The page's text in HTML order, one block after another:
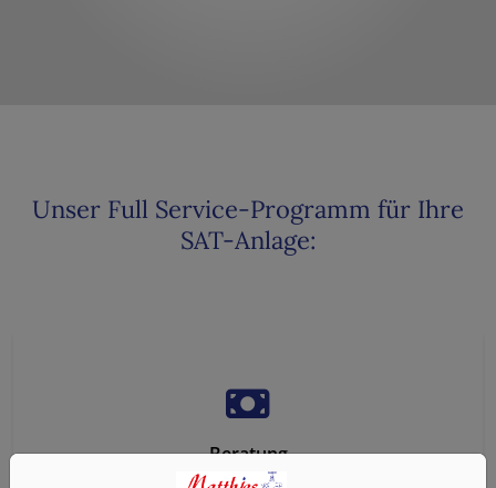
Unser Full Service-Programm für Ihre
SAT-Anlage:
Beratung